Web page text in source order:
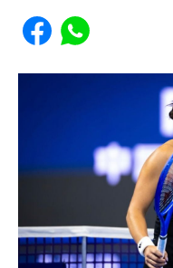
Share to Facebook
Share to WhatsApp